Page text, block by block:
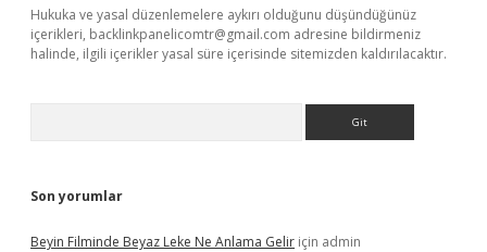
Hukuka ve yasal düzenlemelere aykırı olduğunu düşündüğünüz
içerikleri, backlinkpanelicomtr@gmail.com adresine bildirmeniz
halinde, ilgili içerikler yasal süre içerisinde sitemizden kaldırılacaktır.
Son yorumlar
Beyin Filminde Beyaz Leke Ne Anlama Gelir için admin